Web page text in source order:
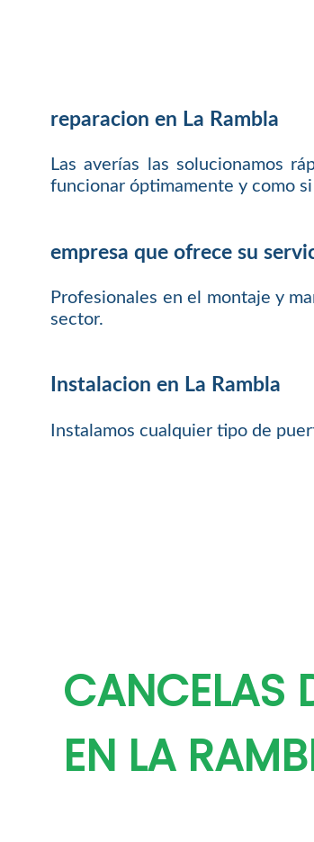
reparacion en La Rambla
Las averías las solucionamos
funcionar óptimamente y como
empresa que ofrece su
Profesionales en el montaje y
sector.
Instalacion en La Rambla
Instalamos cualquier tipo de
CANCELAS
EN LA